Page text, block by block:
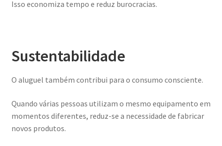
Isso economiza tempo e reduz burocracias.
Sustentabilidade
O aluguel também contribui para o consumo consciente.
Quando várias pessoas utilizam o mesmo equipamento em
momentos diferentes, reduz-se a necessidade de fabricar
novos produtos.